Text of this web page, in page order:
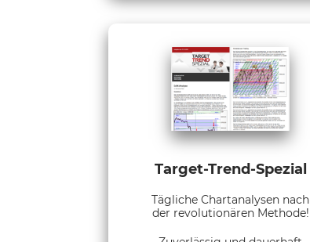
Target-Trend-Spezial
Tägliche Chartanalysen nach
der revolutionären Methode!